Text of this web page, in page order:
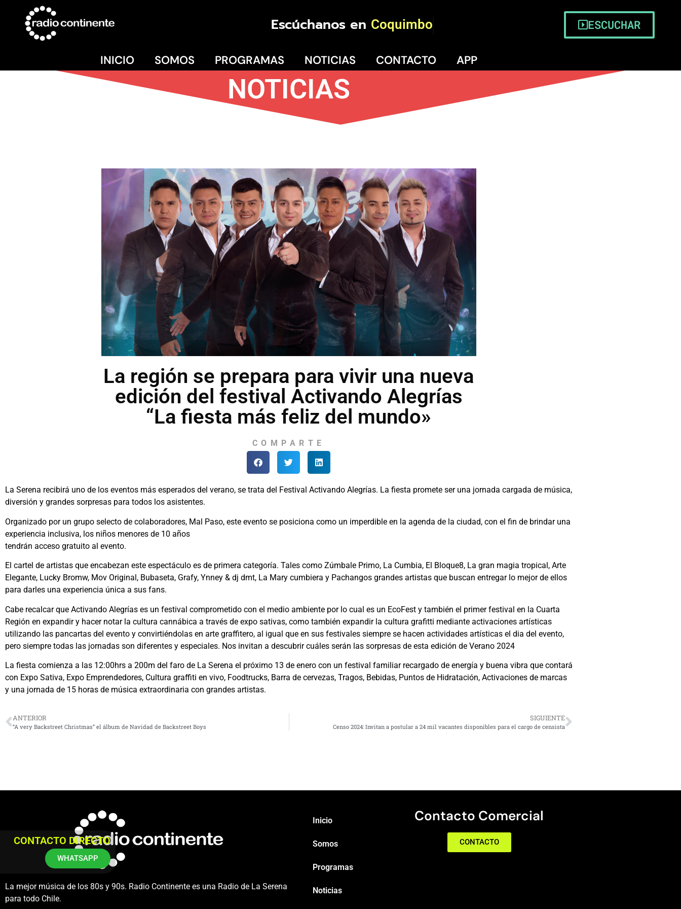
Escúchanos en Coquimbo ESCUCHAR
INICIO SOMOS PROGRAMAS NOTICIAS CONTACTO APP
NOTICIAS
La región se prepara para vivir una nueva
edición del festival Activando Alegrías
“La fiesta más feliz del mundo»
COMPARTE
La Serena recibirá uno de los eventos más esperados del verano, se trata del Festival Activando Alegrías. La fiesta promete ser una jornada cargada de música,
diversión y grandes sorpresas para todos los asistentes.
Organizado por un grupo selecto de colaboradores, Mal Paso, este evento se posiciona como un imperdible en la agenda de la ciudad, con el fin de brindar una
experiencia inclusiva, los niños menores de 10 años
tendrán acceso gratuito al evento.
El cartel de artistas que encabezan este espectáculo es de primera categoría. Tales como Zúmbale Primo, La Cumbia, El Bloque8, La gran magia tropical, Arte
Elegante, Lucky Bromw, Mov Original, Bubaseta, Grafy, Ynney & dj dmt, La Mary cumbiera y Pachangos grandes artistas que buscan entregar lo mejor de ellos
para darles una experiencia única a sus fans.
Cabe recalcar que Activando Alegrías es un festival comprometido con el medio ambiente por lo cual es un EcoFest y también el primer festival en la Cuarta
Región en expandir y hacer notar la cultura cannábica a través de expo sativas, como también expandir la cultura grafitti mediante activaciones artísticas
utilizando las pancartas del evento y convirtiéndolas en arte graffitero, al igual que en sus festivales siempre se hacen actividades artísticas el dia del evento,
pero siempre todas las jornadas son diferentes y especiales. Nos invitan a descubrir cuáles serán las sorpresas de esta edición de Verano 2024
La fiesta comienza a las 12:00hrs a 200m del faro de La Serena el próximo 13 de enero con un festival familiar recargado de energía y buena vibra que contará
con Expo Sativa, Expo Emprendedores, Cultura graffiti en vivo, Foodtrucks, Barra de cervezas, Tragos, Bebidas, Puntos de Hidratación, Activaciones de marcas
y una jornada de 15 horas de música extraordinaria con grandes artistas.
ANTERIOR
“A very Backstreet Christmas” el álbum de Navidad de Backstreet Boys
SIGUIENTE
Censo 2024: Invitan a postular a 24 mil vacantes disponibles para el cargo de censista
La mejor música de los 80s y 90s. Radio Continente es una Radio de La Serena
para todo Chile.
Inicio
Somos
Programas
Noticias
Contacto Comercial
CONTACTO
CONTACTO DIRECTO
WHATSAPP